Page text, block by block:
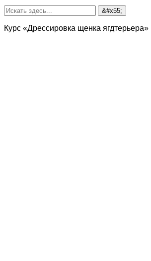
Курс «Дрессировка щенка ягдтерьера»